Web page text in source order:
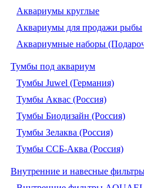
Аквариумы круглые
Аквариумы для продажи рыбы
Аквариумные наборы
Тумбы под аквариум
Тумбы Juwel (Германия)
Тумбы Аквас (Россия)
Тумбы Биодизайн (Россия)
Тумбы Зелаква (Россия)
Тумбы ССБ-Аква (Россия)
Внутренние и навесные